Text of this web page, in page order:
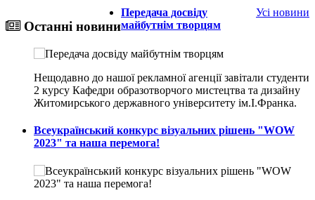
Останні новини
Усі новини
Передача досвіду
майбутнім творцям
Нещодавно до нашої рекламної агенції завітали студенти
2 курсу Кафедри образотворчого мистецтва та дизайну
Житомирського державного університету ім.І.Франка.
Всеукраїнський конкурс візуальних рішень "WOW
2023" та наша перемога!